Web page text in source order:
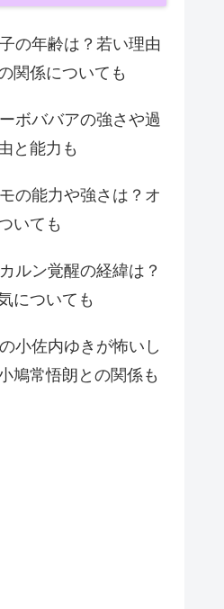
の年齢は？若い理由
関係についても
ボババアの強さや過
と能力も
の能力や強さは？オ
いても
ルン覚醒の経緯は？
についても
小佐内ゆきが怖いし
鳩常悟朗との関係も